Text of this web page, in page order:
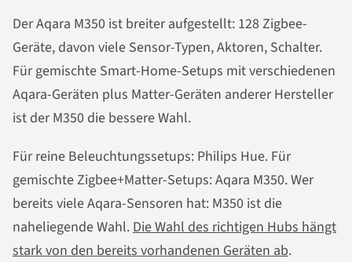
Der Aqara M350 ist breiter aufgestellt: 128 Zigbee-
Geräte, davon viele Sensor-Typen, Aktoren, Schalter.
Für gemischte Smart-Home-Setups mit verschiedenen
Aqara-Geräten plus Matter-Geräten anderer Hersteller
ist der M350 die bessere Wahl.
Für reine Beleuchtungssetups: Philips Hue. Für
gemischte Zigbee+Matter-Setups: Aqara M350. Wer
bereits viele Aqara-Sensoren hat: M350 ist die
naheliegende Wahl.Die Wahl des richtigen Hubs hängt
stark von den bereits vorhandenen Geräten ab.